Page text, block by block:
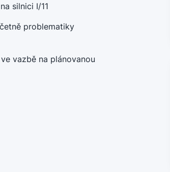
silnici I/11
problematiky
vazbě na plánovanou